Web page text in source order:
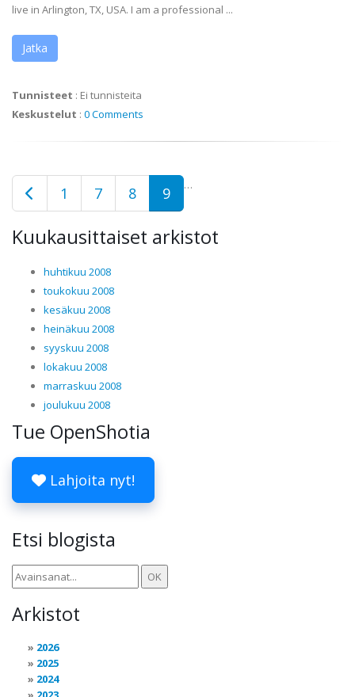
live in Arlington, TX, USA. I am a professional ...
Jatka
Tunnisteet : Ei tunnisteita
Keskustelut : 0 Comments
1 …
7 8 9
Kuukausittaiset arkistot
huhtikuu 2008
toukokuu 2008
kesäkuu 2008
heinäkuu 2008
syyskuu 2008
lokakuu 2008
marraskuu 2008
joulukuu 2008
Tue OpenShotia
Lahjoita nyt!
Etsi blogista
Arkistot
2026
2025
2024